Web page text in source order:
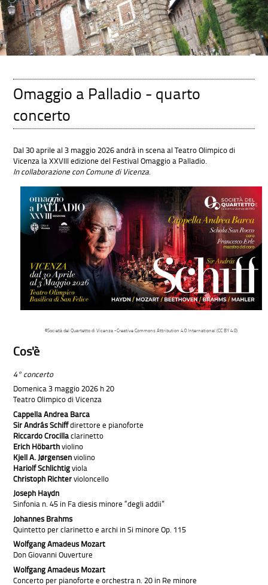
Omaggio a Palladio - quarto
concerto
Dal 30 aprile al 3 maggio 2026 andrà in scena al Teatro Olimpico di
Vicenza la XXVIII edizione del Festival Omaggio a Palladio.
In collaborazione con Comune di Vicenza.
©Società del Quartetto di Vicenza -Creative Commons Attribution 4.0 International (CC BY 4.0)
Cos'è
4° concerto
Domenica 3 maggio 2026 h 20
Teatro Olimpico di Vicenza
Cappella Andrea Barca
Sir András Schiffdirettore e pianoforte
Riccardo Crocillaclarinetto
Erich Höbarthviolino
Kjell A. Jørgensenviolino
Hariolf Schlichtigviola
Christoph Richtervioloncello
Joseph Haydn
Sinfonia n. 45 in Fa diesis minore “degli addii”
Johannes Brahms
Quintetto per clarinetto e archi in Si minore Op. 115
Wolfgang Amadeus Mozart
Don Giovanni Ouverture
Wolfgang Amadeus Mozart
Concerto per pianoforte e orchestra n. 20 in Re minore